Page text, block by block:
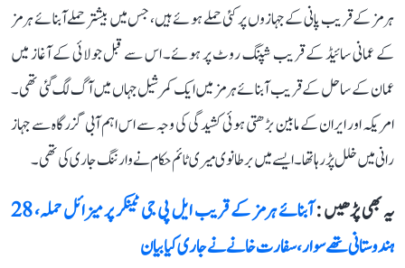
ہرمز کے قریب پانی کے جہازوں پر کئی حملے ہوئے ہیں، جس میں بیشتر حملے آبنائے ہرمز
کے عمانی سائیڈ کے قریب شپنگ روٹ پر ہوئے۔ اس سے قبل جولائی کے آغاز میں
عمان کے ساحل کے قریب آبنائے ہرمز میں ایک کمرشیل جہاں میں آگ لگ گئی تھی۔
امریکہ اور ایران کے مابین بڑھتی ہوئی کشیدگی کی وجہ سے اس اہم آبی گزرگاہ سے جہاز
رانی میں خلل پڑ رہا تھا۔ ایسے میں برطانوی میری ٹائم حکام نے وارننگ جاری کی تھی۔
یہ بھی پڑھیں :
آبنائے ہرمز کے قریب ایل پی جی ٹینکر پر میزائل حملہ، 28
ہندوستانی تھے سوار، سفارت خانے نے جاری کیا بیان